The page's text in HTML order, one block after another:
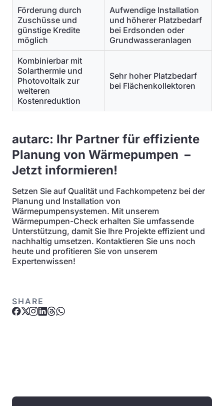
Förderung durch
Zuschüsse und
günstige Kredite
möglich
Aufwendige Installation
und höherer Platzbedarf
bei Erdsonden oder
Grundwasseranlagen
Kombinierbar mit
Solarthermie und
Photovoltaik zur
weiteren
Kostenreduktion
Sehr hoher Platzbedarf
bei Flächenkollektoren
autarc: Ihr Partner für effiziente
Planung von Wärmepumpen –
Jetzt informieren!
Setzen Sie auf Qualität und Fachkompetenz bei der
Planung und Installation von
Wärmepumpensystemen. Mit unserem
Wärmepumpen-Check erhalten Sie umfassende
Unterstützung, damit Sie Ihre Projekte effizient und
nachhaltig umsetzen. Kontaktieren Sie uns noch
heute und profitieren Sie von unserem
Expertenwissen!
SHARE